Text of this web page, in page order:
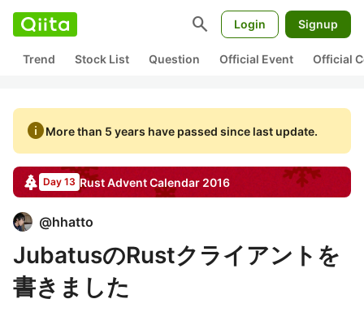
search Login Signup
Trend Stock List Question Official Event Official
infoMore than 5 years have passed since last update.
Day 13 RustAdvent Calendar 2016
@hhatto
JubatusのRustクライアントを
書きました